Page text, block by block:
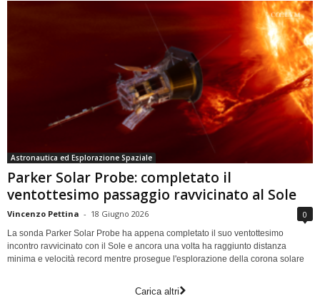
Astronautica ed Esplorazione Spaziale
Parker Solar Probe: completato il
ventottesimo passaggio ravvicinato al Sole
Vincenzo Pettina - 18 Giugno 2026 0
La sonda Parker Solar Probe ha appena completato il suo ventottesimo
incontro ravvicinato con il Sole e ancora una volta ha raggiunto distanza
minima e velocità record mentre prosegue l'esplorazione della corona solare
Carica altri